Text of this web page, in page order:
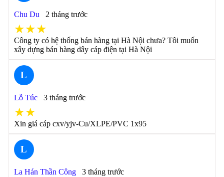
Chu Du 2 tháng trước
★★★
Công ty có hệ thống bán hàng tại Hà Nội chưa? Tôi muốn
xây dựng bán hàng dây cáp điện tại Hà Nội
L
Lỗ Túc 3 tháng trước
★★
Xin giá cáp cxv/yjv-Cu/XLPE/PVC 1x95
L
La Hán Thần Công 3 tháng trước